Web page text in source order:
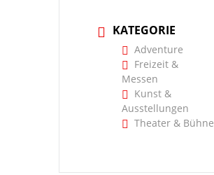
KATEGORIE
Adventure
Freizeit &
Messen
Kunst &
Ausstellungen
Theater & Bühne